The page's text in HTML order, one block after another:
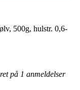
500g, hulstr. 0,6-
på 1 anmeldelser